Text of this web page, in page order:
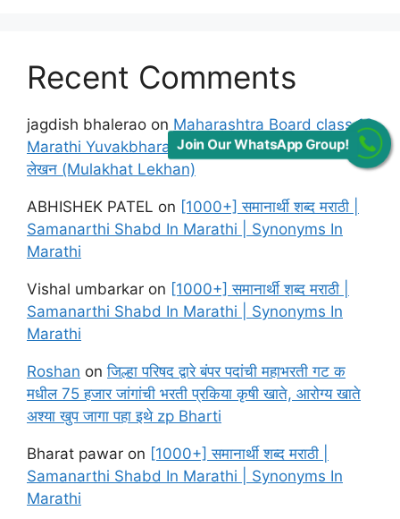
Recent Comments
jagdish bhalerao on Maharashtra Board class 12
Marathi Yuvakbharati Solutions Chapter मुलाखत
लेखन (Mulakhat Lekhan)
ABHISHEK PATEL on [1000+] समानार्थी शब्द मराठी |
Samanarthi Shabd In Marathi | Synonyms In
Marathi
Vishal umbarkar on [1000+] समानार्थी शब्द मराठी |
Samanarthi Shabd In Marathi | Synonyms In
Marathi
Roshan onजिल्हा परिषद द्वारे बंपर पदांची महाभरती गट क
मधील 75 हजार जांगांची भरती प्रकिया कृषी खाते, आरोग्य खाते
अश्या खुप जागा पहा इथे zp Bharti
Bharat pawar on [1000+] समानार्थी शब्द मराठी |
Samanarthi Shabd In Marathi | Synonyms In
Marathi
Join Our WhatsApp Group!